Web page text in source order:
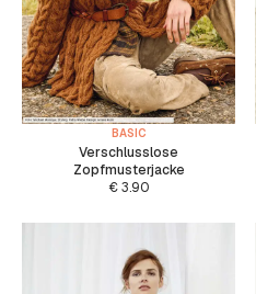
BASIC
Verschlusslose
Zopfmusterjacke
€3.90